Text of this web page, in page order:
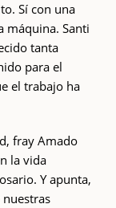
Sí con una
máquina. Santi
tanta
para el
el trabajo ha
fray Amado
la vida
Y apunta,